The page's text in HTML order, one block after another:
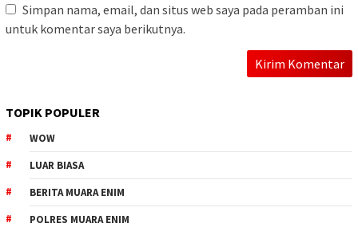
Simpan nama, email, dan situs web saya pada peramban ini
untuk komentar saya berikutnya.
TOPIK POPULER
WOW
LUAR BIASA
BERITA MUARA ENIM
POLRES MUARA ENIM